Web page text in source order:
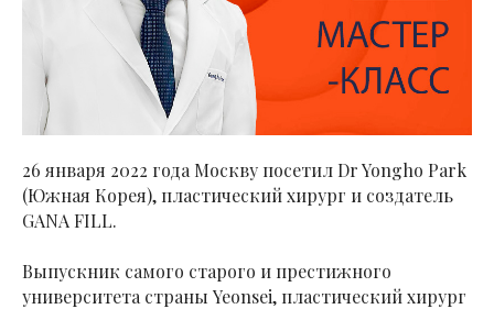
26 января 2022 года Москву посетил Dr Yongho Park
(Южная Корея), пластический хирург и создатель
GANA FILL.
Выпускник самого старого и престижного
университета страны Yeonsei, пластический хирург